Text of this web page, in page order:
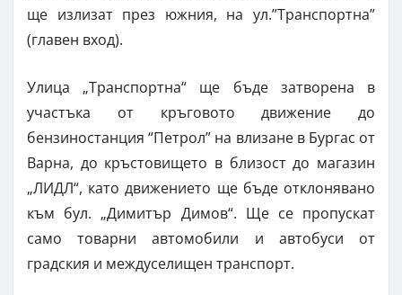
ще излизат през южния, на ул.”Транспортна”
(главен вход).
Улица „Транспортна“ ще бъде затворена в
участъка от кръговото движение до
бензиностанция “Петрол” на влизане в Бургас от
Варна, до кръстовището в близост до магазин
„ЛИДЛ“, като движението ще бъде отклонявано
към бул. „Димитър Димов“. Ще се пропускат
само товарни автомобили и автобуси от
градския и междуселищен транспорт.